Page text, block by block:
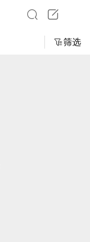
筛选